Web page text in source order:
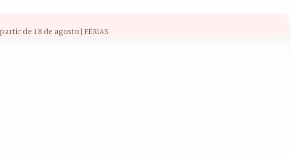
de 18 de agosto| FÉRIAS